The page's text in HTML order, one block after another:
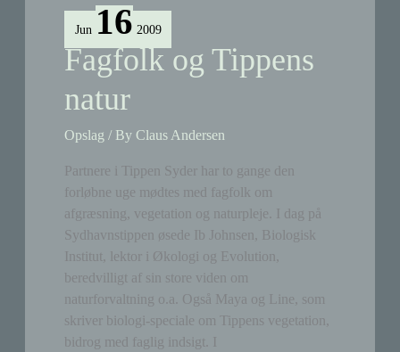
Tippen
Jun 16 2009
Fagfolk og Tippens
natur
Opslag / ByClaus Andersen
Partnere i Tippen Syder har to gange den
forløbne uge mødtes med fagfolk om
afgræsning, vegetation og naturpleje. I dag på
Sydhavnstippen øsede Ib Johnsen, Biologisk
Institut, lektor i Økologi og Evolution,
beredvilligt af sin store viden om
naturforvaltning o.a. Også Maya og Line, som
skriver biologi-speciale om Tippens vegetation,
bidrog med faglig indsigt. I